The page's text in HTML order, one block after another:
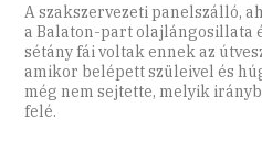
A szakszervezeti panelszálló,
a Balaton-part olajlángosillata
sétány fái voltak ennek az
amikor belépett szüleivel és
még nem sejtette, melyik
felé.